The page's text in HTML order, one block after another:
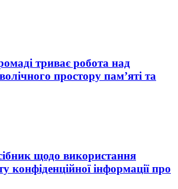
триває робота над
простору пам’яті та
щодо використання
конфіденційної інформації про